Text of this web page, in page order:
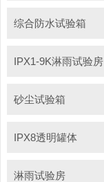
综合防水试验箱
IPX1-9K淋雨试验房
砂尘试验箱
IPX8透明罐体
淋雨试验房